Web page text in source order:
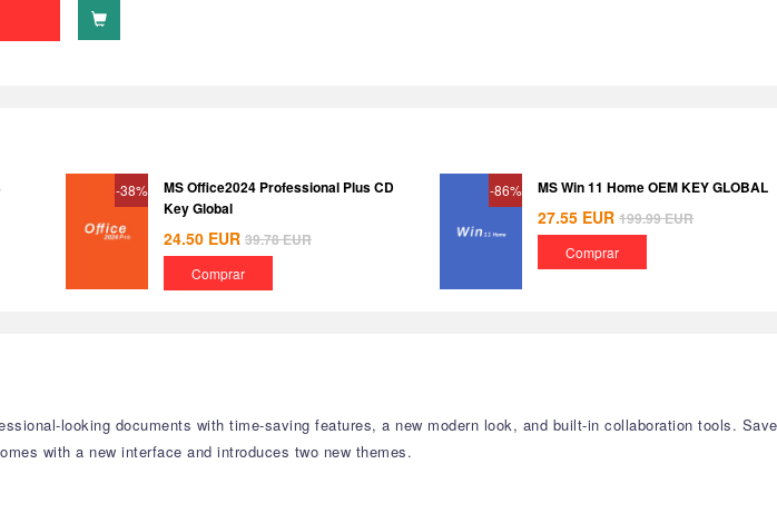
-38%
MS Office2024 Professional Plus CD
Key Global
24.50 EUR 39.78EUR
Comprar
-86% MS Win 11 Home OEM KEY GLOBAL
27.55 EUR 199.99EUR
Comprar
looking documents with time-saving features, a new modern look, and built-in collaboration tools. Save
with a new interface and introduces two new themes.